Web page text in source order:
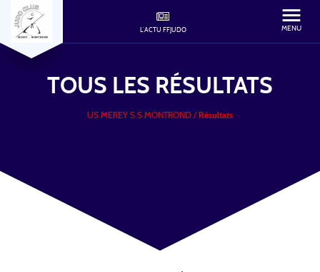
L'ACTU FFJUDO MENU
TOUS LES RÉSULTATS
US MEREY S S MONTROND / Résultats